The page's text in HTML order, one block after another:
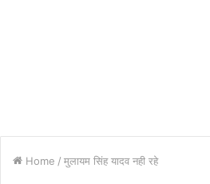
Home / मुलायम सिंह यादव नही रहे